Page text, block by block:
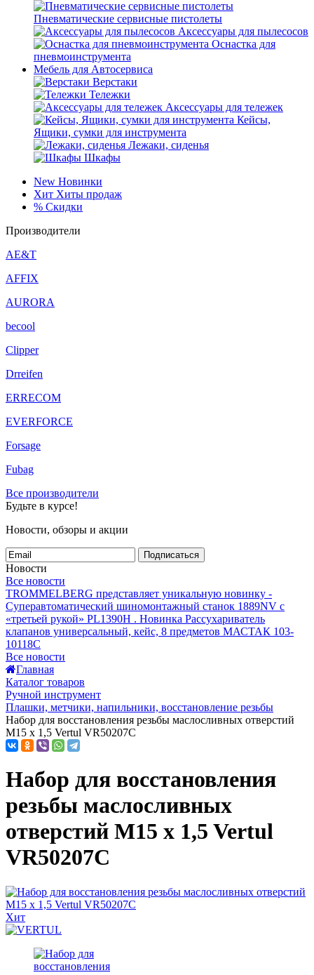
Пневматические сервисные пистолеты
Аксессуары для пылесосов
Оснастка для
пневмоинструмента
Мебель для Автосервиса
Верстаки
Тележки
Аксессуары для тележек
Кейсы,
Ящики, сумки для инструмента
Лежаки, сиденья
Шкафы
New Новинки
Хит Хиты продаж
% Скидки
Производители
AE&T
AFFIX
AURORA
becool
Clipper
Drreifen
ERRECOM
EVERFORCE
Forsage
Fubag
Все производители
Будьте в курсе!
Новости, обзоры и акции
Подписаться
Новости
Все новости
TROMMELBERG представляет уникальную новинку -
Суперавтоматический шиномонтажный станок 1889NV с
«третьей рукой» PL1390H . Новинка Рассухариватель
клапанов универсальный, кейс, 8 предметов МАСТАК 103-
10118C
Все новости
Главная
Каталог товаров
Ручной инструмент
Плашки, метчики, напильники, восстановление резьбы
Набор для восстановления резьбы маслосливных отверстий
M15 x 1,5 Vertul VR50207C
Набор для восстановления
резьбы маслосливных
отверстий M15 x 1,5 Vertul
VR50207C
Хит